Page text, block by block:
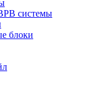
системы
блоки